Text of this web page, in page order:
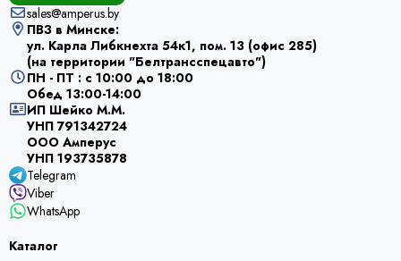
sales@amperus.by
ПВЗ в Минске:
ул. Карла Либкнехта 54к1, пом. 13 (офис 285)
(на территории "Белтрансспецавто")
ПН - ПТ : с 10:00 до 18:00
Обед 13:00-14:00
ИП Шейко М.М.
УНП 791342724
ООО Амперус
УНП 193735878
Telegram
Viber
WhatsApp
Каталог